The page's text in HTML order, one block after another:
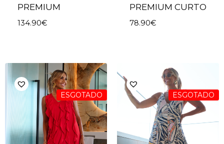
PREMIUM
134.90€
PREMIUM CURTO
78.90€
ESGOTADO ESGOTADO